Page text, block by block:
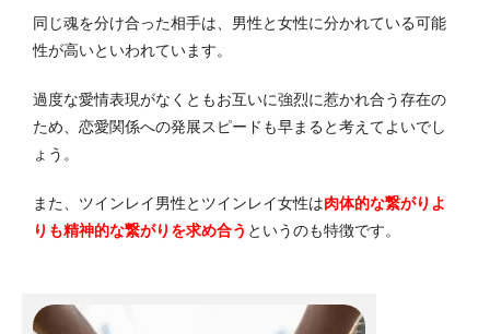
同じ魂を分け合った相手は、男性と女性に分かれている可能
性が高いといわれています。
過度な愛情表現がなくともお互いに強烈に惹かれ合う存在の
ため、恋愛関係への発展スピードも早まると考えてよいでし
ょう。
また、ツインレイ男性とツインレイ女性は肉体的な繋がりよ
りも精神的な繋がりを求め合う というのも特徴です。